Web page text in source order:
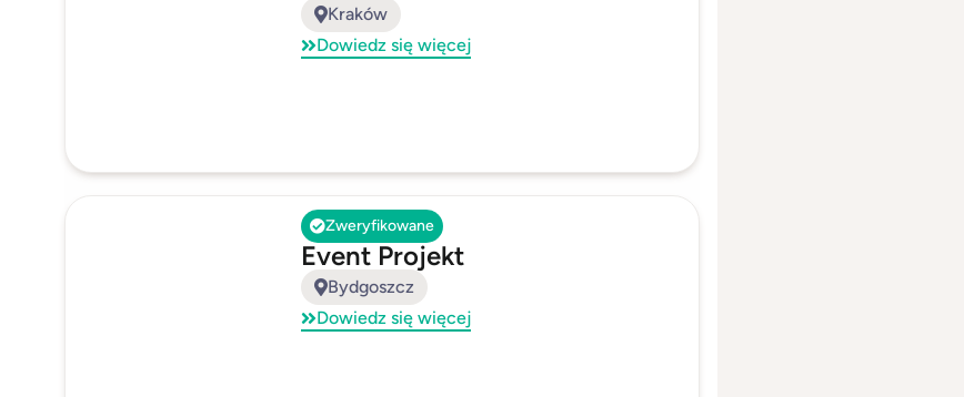
Kraków
Dowiedz się więcej
Zweryfikowane
Event Projekt
Bydgoszcz
Dowiedz się więcej